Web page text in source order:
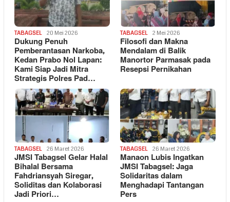
TABAGSEL 20 Mei 2026
Dukung Penuh
Pemberantasan Narkoba,
Kedan Prabo Nol Lapan:
Kami Siap Jadi Mitra
Strategis Polres Pad…
TABAGSEL 2 Mei 2026
Filosofi dan Makna
Mendalam di Balik
Manortor Parmasak pada
Resepsi Pernikahan
TABAGSEL 26 Maret 2026
JMSI Tabagsel Gelar Halal
Bihalal Bersama
Fahdriansyah Siregar,
Soliditas dan Kolaborasi
Jadi Priori…
TABAGSEL 26 Maret 2026
Manaon Lubis Ingatkan
JMSI Tabagsel: Jaga
Solidaritas dalam
Menghadapi Tantangan
Pers